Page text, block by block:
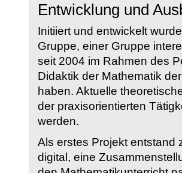
Entwicklung und
Initiiert und entwickelt
Gruppe, einer Gruppe
seit 2004 im Rahmen des
Didaktik der Mathematik
haben. Aktuelle
der praxisorientierten
werden.
Als erstes Projekt entstand
digital, eine